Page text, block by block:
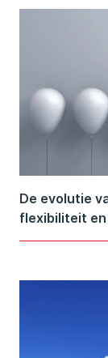
De evolutie
flexibiliteit